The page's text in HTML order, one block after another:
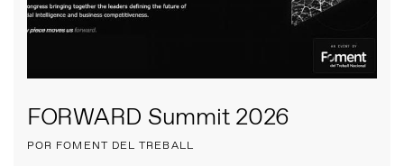
FORWARD Summit 2026
POR FOMENT DEL TREBALL